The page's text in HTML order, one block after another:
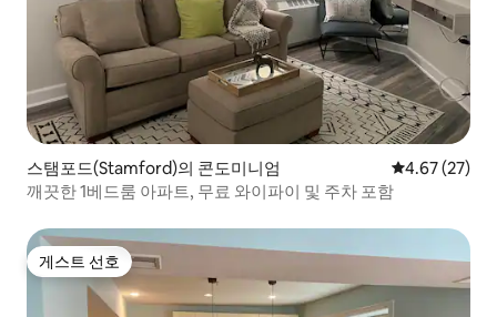
스탬포드(Stamford)의 콘도미니엄 평점 4.67점(5
4.67 (27)
깨끗한 1베드룸 아파트, 무료 와이파이 및 주차 포함
게스트 선호
게스트 선호